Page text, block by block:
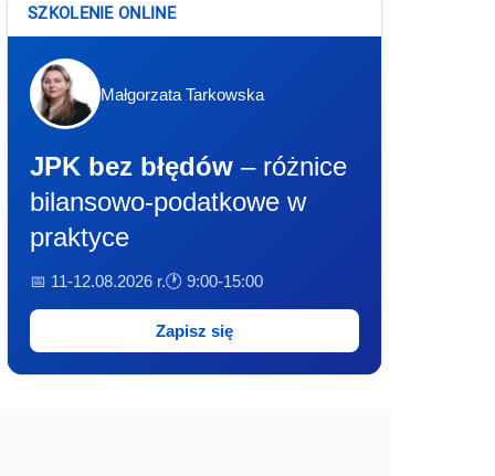
SZKOLENIE ONLINE
Małgorzata Tarkowska
JPK bez błędów – różnice
bilansowo-podatkowe w
praktyce
📅 11-12.08.2026 r.🕐 9:00-15:00
Zapisz się